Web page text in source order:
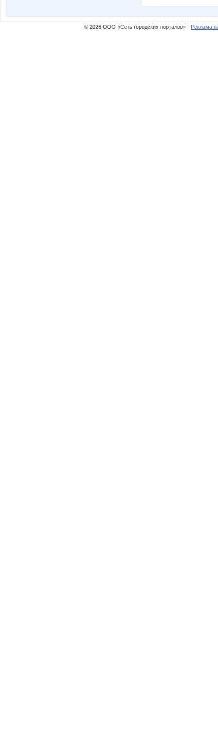
© 2026 ООО «Сеть городских порталов» · Реклама